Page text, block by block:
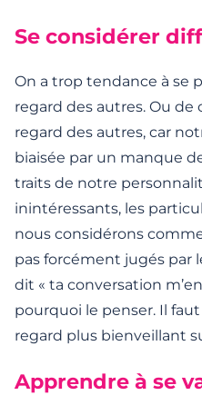
Se considérer
On a trop tendance à se
regard des autres. Ou de
regard des autres, car
biaisée par un manque
traits de notre
inintéressants, les
nous considérons
pas forcément jugés par
dit « ta conversation
pourquoi le penser. Il
regard plus bienveillant
Apprendre à se